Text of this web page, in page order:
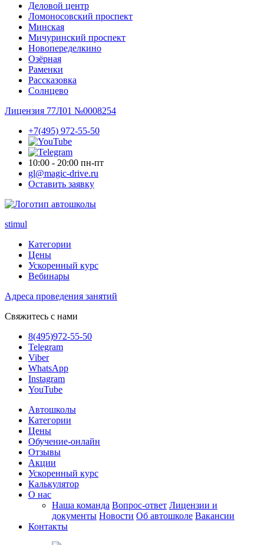
Деловой центр
Ломоносовский проспект
Минская
Мичуринский проспект
Новопере­делкино
Озёрная
Раменки
Рассказовка
Солнцево
Лицензия 77Л01 №0008254
+7(495) 972-55-50
10:00 - 20:00 пн-пт
gl@magic-drive.ru
Оставить заявку
stimul
Категории
Цены
Ускоренный курс
Вебинары
Адреса проведения занятий
Свяжитесь с нами
8(495)972-55-50
Telegram
Viber
WhatsApp
Instagram
YouTube
Автошколы
Категории
Цены
Обучение-онлайн
Отзывы
Акции
Ускоренный курс
Калькулятор
О нас
Наша команда Вопрос-ответ Лицензии и
документы Новости Об автошколе Вакансии
Контакты